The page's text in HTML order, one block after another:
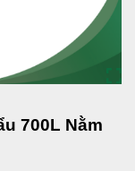
700L Nằm